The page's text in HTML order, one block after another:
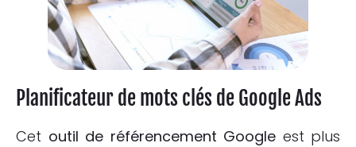
Planificateur de mots clés de GoogleAds
Cet outil de référencement Google est plus